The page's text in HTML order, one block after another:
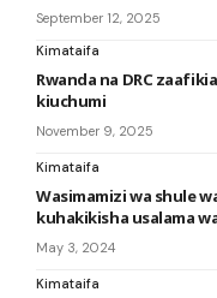
September 12, 2025
Kimataifa
Rwanda na DRC
kiuchumi
November 9, 2025
Kimataifa
Wasimamizi wa shule
kuhakikisha usalama
May 3, 2024
Kimataifa